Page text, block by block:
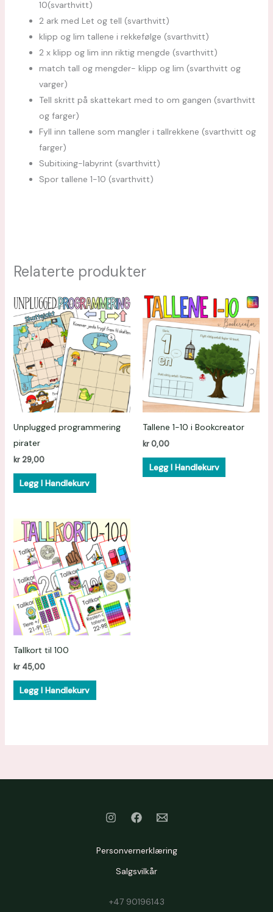
10(svarthvitt)
2 ark med Let og tell (svarthvitt)
klipp og lim tallene i rekkefølge (svarthvitt)
2 x klipp og lim inn riktig mengde (svarthvitt)
match tall og mengder- klipp og lim (svarthvitt og
varger)
Tell skritt på skattekart med to om gangen (svarthvitt
og farger)
Fyll inn tallene som mangler i tallrekkene (svarthvitt og
farger)
Subitixing-labyrint (svarthvitt)
Spor tallene 1-10 (svarthvitt)
Relaterte produkter
Unplugged programmering
pirater
kr29,00
Legg I Handlekurv
Tallene 1-10 i Bookcreator
kr0,00
Legg I Handlekurv
Tallkort til 100
kr45,00
Legg I Handlekurv
Personvernerklæring
Salgsvilkår
+47 90196143